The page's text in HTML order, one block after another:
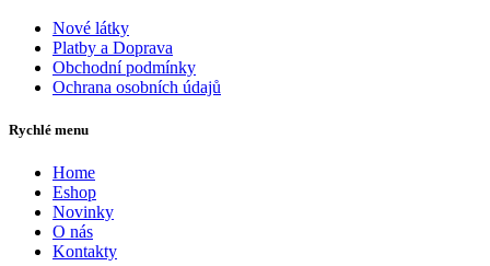
Nové látky
Platby a Doprava
Obchodní podmínky
Ochrana osobních údajů
Rychlé menu
Home
Eshop
Novinky
O nás
Kontakty